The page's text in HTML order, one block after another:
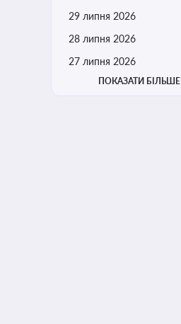
29 липня 2026
28 липня 2026
27 липня 2026
ПОКАЗАТИ БІЛЬШЕ